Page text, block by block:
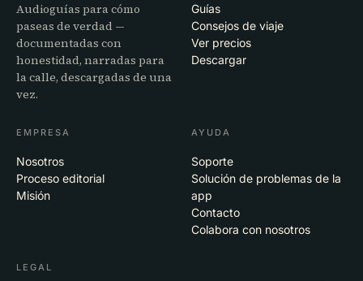
Audioguías para cómo
paseas de verdad —
documentadas con
honestidad, narradas para
la calle, descargadas de una
vez.
Guías
Consejos de viaje
Ver precios
Descargar
EMPRESA
Nosotros
Proceso editorial
Misión
AYUDA
Soporte
Solución de problemas de la
app
Contacto
Colabora con nosotros
LEGAL